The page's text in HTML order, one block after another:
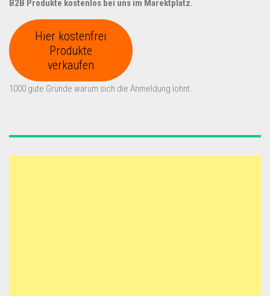
B2B Produkte kostenlos bei uns im Marektplatz.
Hier kostenfrei
Produkte
verkaufen
1000 gute Gründe warum sich die Anmeldung lohnt.